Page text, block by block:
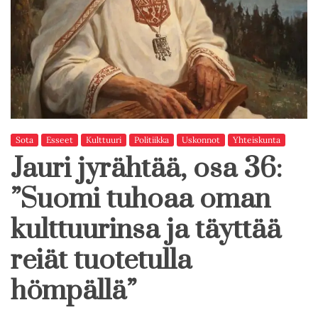
Sota Esseet Kulttuuri Politiikka Uskonnot Yhteiskunta
Jauri jyrähtää, osa 36:
”Suomi tuhoaa oman
kulttuurinsa ja täyttää
reiät tuotetulla
hömpällä”